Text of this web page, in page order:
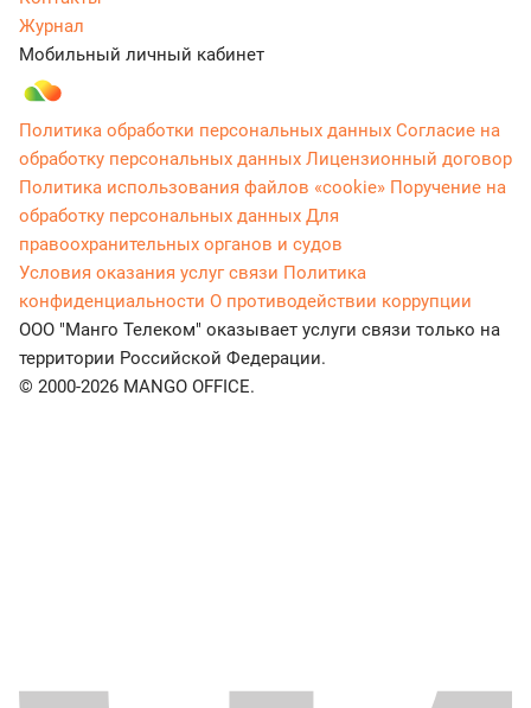
Журнал
Мобильный личный кабинет
Политика обработки персональных данных Согласие на
обработку персональных данных Лицензионный договор
Политика использования файлов «cookie» Поручение на
обработку персональных данных Для
правоохранительных органов и судов
Условия оказания услуг связи Политика
конфиденциальности О противодействии коррупции
ООО "Манго Телеком" оказывает услуги связи только на
территории Российской Федерации.
© 2000-2026 MANGO OFFICE.